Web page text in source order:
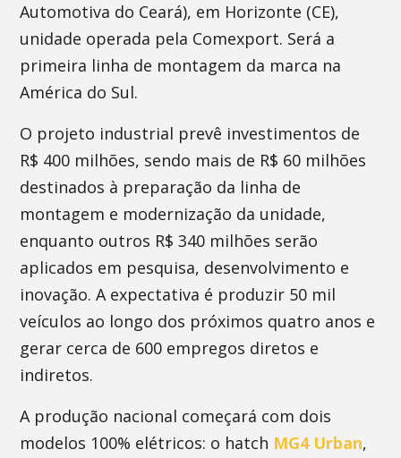
Automotiva do Ceará), em Horizonte (CE),
unidade operada pela Comexport. Será a
primeira linha de montagem da marca na
América do Sul.
O projeto industrial prevê investimentos de
R$ 400 milhões, sendo mais de R$ 60 milhões
destinados à preparação da linha de
montagem e modernização da unidade,
enquanto outros R$ 340 milhões serão
aplicados em pesquisa, desenvolvimento e
inovação. A expectativa é produzir 50 mil
veículos ao longo dos próximos quatro anos e
gerar cerca de 600 empregos diretos e
indiretos.
A produção nacional começará com dois
modelos 100% elétricos: o hatch MG4 Urban,